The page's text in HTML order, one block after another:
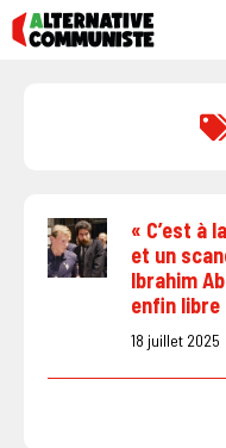
Aller
au
« C’est à
et un
Ibrahim
enfin
18 juillet 2025